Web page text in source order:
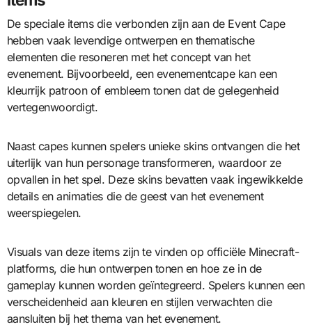
De speciale items die verbonden zijn aan de Event Cape
hebben vaak levendige ontwerpen en thematische
elementen die resoneren met het concept van het
evenement. Bijvoorbeeld, een evenementcape kan een
kleurrijk patroon of embleem tonen dat de gelegenheid
vertegenwoordigt.
Naast capes kunnen spelers unieke skins ontvangen die het
uiterlijk van hun personage transformeren, waardoor ze
opvallen in het spel. Deze skins bevatten vaak ingewikkelde
details en animaties die de geest van het evenement
weerspiegelen.
Visuals van deze items zijn te vinden op officiële Minecraft-
platforms, die hun ontwerpen tonen en hoe ze in de
gameplay kunnen worden geïntegreerd. Spelers kunnen een
verscheidenheid aan kleuren en stijlen verwachten die
aansluiten bij het thema van het evenement.